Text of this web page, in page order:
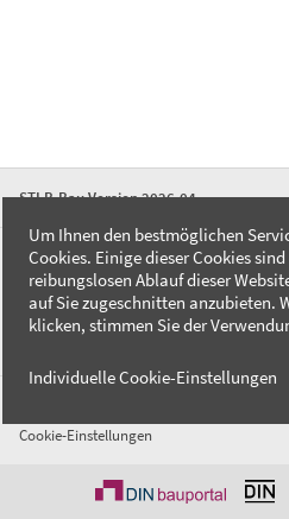
STLB-Bau Version 2026-04
FAQ
Kontakt
Datenschutzerklärung
Cookie-Einstellungen
Um Ihnen den bestmöglichen
Cookies. Einige dieser Cookies
reibungslosen Ablauf dieser
auf Sie zugeschnitten anzubieten.
klicken, stimmen Sie der
Individuelle Cookie-Einstellungen